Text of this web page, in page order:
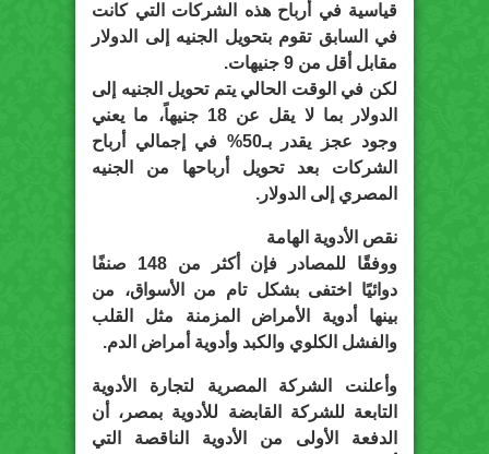
قياسية في أرباح هذه الشركات التي كانت
في السابق تقوم بتحويل الجنيه إلى الدولار
مقابل أقل من 9 جنيهات.
لكن في الوقت الحالي يتم تحويل الجنيه إلى
الدولار بما لا يقل عن 18 جنيهاً، ما يعني
وجود عجز يقدر بـ50% في إجمالي أرباح
الشركات بعد تحويل أرباحها من الجنيه
المصري إلى الدولار.
نقص الأدوية الهامة
ووفقًا للمصادر فإن أكثر من 148 صنفًا
دوائيًا اختفى بشكل تام من الأسواق، من
بينها أدوية الأمراض المزمنة مثل القلب
والفشل الكلوي والكبد وأدوية أمراض الدم.
وأعلنت الشركة المصرية لتجارة الأدوية
التابعة للشركة القابضة للأدوية بمصر، أن
الدفعة الأولى من الأدوية الناقصة التي